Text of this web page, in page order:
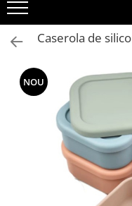
Caserola de
NOU